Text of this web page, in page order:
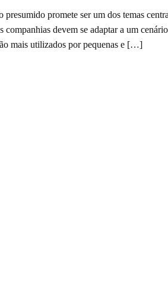
promete ser um dos temas
companhias devem se adaptar a um
mais utilizados por pequenas e […]